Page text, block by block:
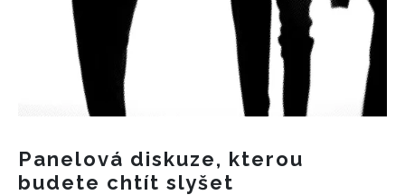
Panelová diskuze, kterou
budete chtít slyšet